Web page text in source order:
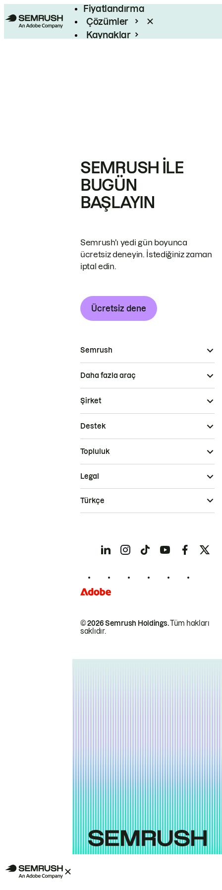
Fiyatlandırma
Çözümler
Kaynaklar
SEMRUSH ILE
BUGÜN
BAŞLAYIN
Semrush'ı yedi gün boyunca
ücretsiz deneyin. İstediğiniz zaman
iptal edin.
Ücretsiz dene
Semrush
Daha fazla araç
Şirket
Destek
Topluluk
© 2026 Semrush Holdings.Tüm hakları
saklıdır.
Legal
Türkçe